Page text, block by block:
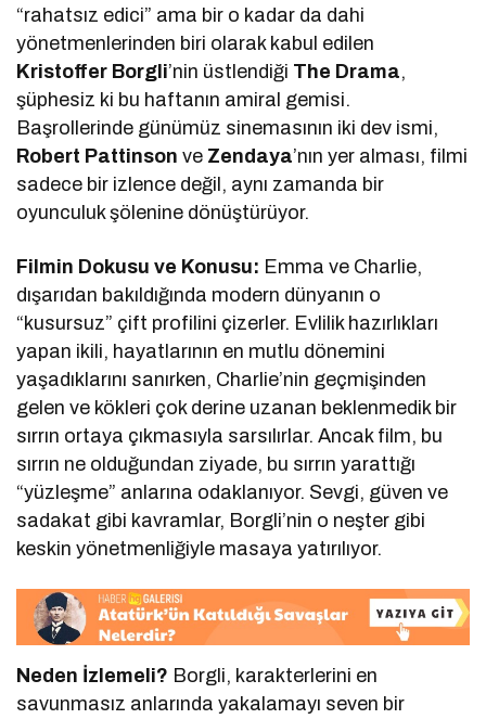
“rahatsız edici” ama bir o kadar da dahi
yönetmenlerinden biri olarak kabul edilen
Kristoffer Borgli’nin üstlendiği The Drama,
şüphesiz ki bu haftanın amiral gemisi.
Başrollerinde günümüz sinemasının iki dev ismi,
Robert Pattinson ve Zendaya’nın yer alması, filmi
sadece bir izlence değil, aynı zamanda bir
oyunculuk şölenine dönüştürüyor.
Filmin Dokusu ve Konusu: Emma ve Charlie,
dışarıdan bakıldığında modern dünyanın o
“kusursuz” çift profilini çizerler. Evlilik hazırlıkları
yapan ikili, hayatlarının en mutlu dönemini
yaşadıklarını sanırken, Charlie’nin geçmişinden
gelen ve kökleri çok derine uzanan beklenmedik bir
sırrın ortaya çıkmasıyla sarsılırlar. Ancak film, bu
sırrın ne olduğundan ziyade, bu sırrın yarattığı
“yüzleşme” anlarına odaklanıyor. Sevgi, güven ve
sadakat gibi kavramlar, Borgli’nin o neşter gibi
keskin yönetmenliğiyle masaya yatırılıyor.
Neden İzlemeli? Borgli, karakterlerini en
savunmasız anlarında yakalamayı seven bir